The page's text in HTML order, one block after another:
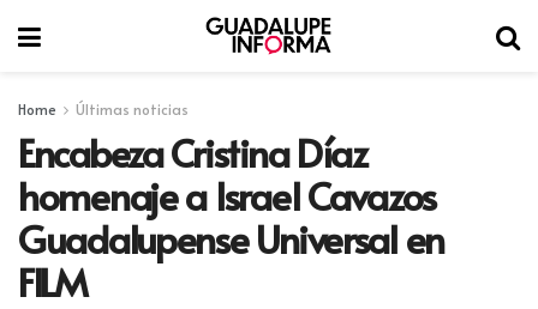
Home Últimas noticias
Encabeza Cristina Díaz
homenaje a Israel Cavazos
Guadalupense Universal en
FILM